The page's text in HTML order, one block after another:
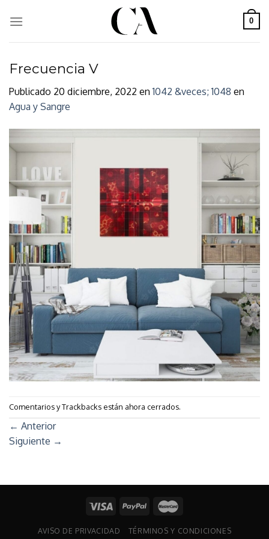
0
Frecuencia V
Publicado 20 diciembre, 2022 en1042 &veces; 1048 en
Agua y Sangre
Comentarios y Trackbacks están ahora cerrados.
← Anterior
Siguiente →
AVISO DE PRIVACIDAD TÉRMINOS Y CONDICIONES